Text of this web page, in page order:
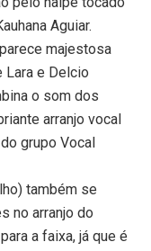
Aguiar.
majestosa
Lara e Delcio
o som dos
arranjo vocal
grupo Vocal
também se
no arranjo do
a faixa, já que é